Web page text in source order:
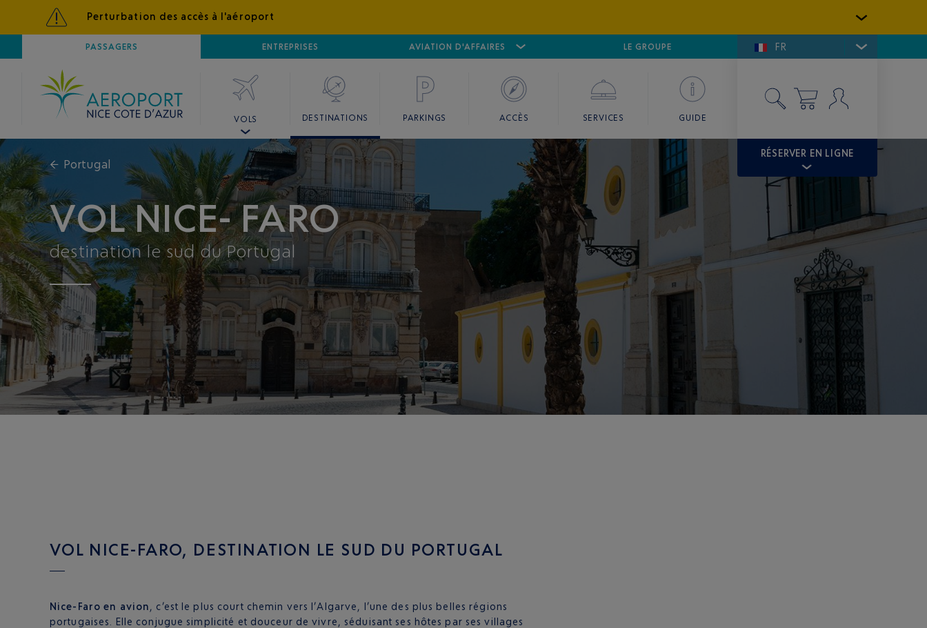
Perturbation des accès à l'aéroport
PASSAGERS ENTREPRISES AVIATION D'AFFAIRES
AÉROPORTNICE CÔTE D'AZUR AÉROPORT CANNES MANDELIEU GOLFE DE SAINT-TROPEZ
LE GROUPE FR
VOLS DESTINATIONS PARKINGS ACCÈS SERVICES GUIDE
RÉSERVER EN LIGNE
← Portugal
VOL NICE- FARO
destination le sud du Portugal
VOL NICE-FARO, DESTINATION LE SUD DU PORTUGAL
Nice-Faro en avion, c’est le plus court chemin vers l’Algarve, l’une des plus belles régions
portugaises. Elle conjugue simplicité et douceur de vivre, séduisant ses hôtes par ses villages